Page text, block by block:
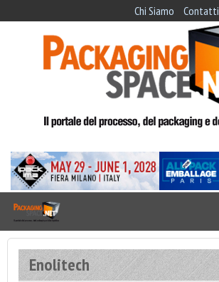
Chi Siamo Contatti
Enolitech